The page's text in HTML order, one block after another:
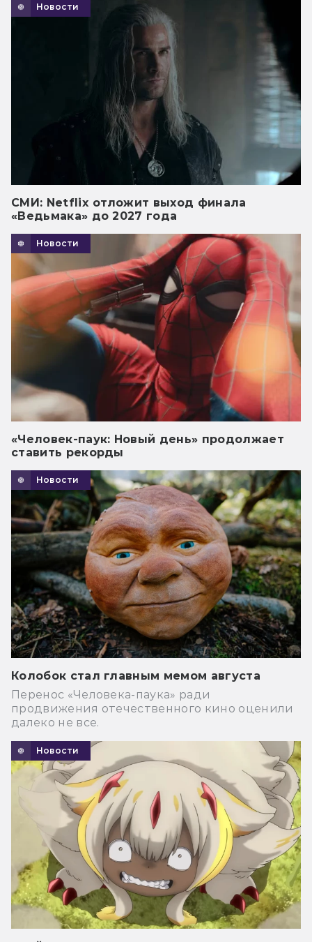
Новости
СМИ: Netflix отложит выход финала
«Ведьмака» до 2027 года
Новости
«Человек-паук: Новый день» продолжает
ставить рекорды
Новости
Колобок стал главным мемом августа
Перенос «Человека-паука» ради
продвижения отечественного кино оценили
далеко не все.
Новости